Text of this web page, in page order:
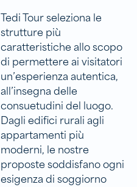
Tedi Tour seleziona le
strutture più
caratteristiche allo scopo
di permettere ai visitatori
un’esperienza autentica,
all’insegna delle
consuetudini del luogo.
Dagli edifici rurali agli
appartamenti più
moderni, le nostre
proposte soddisfano ogni
esigenza di soggiorno